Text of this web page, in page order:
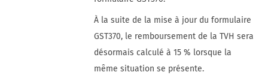
À la suite de la mise à jour du formulaire
GST370, le remboursement de la TVH sera
désormais calculé à 15 % lorsque la
même situation se présente.